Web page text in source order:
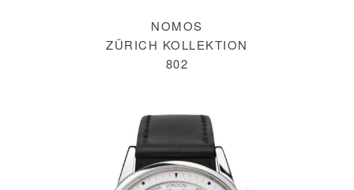
NOMOS
ZÜRICH KOLLEKTION
802